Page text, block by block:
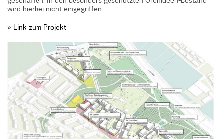
wird hierbei nicht eingegriffen.
» Link zum Projekt